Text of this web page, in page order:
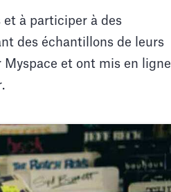
et à participer à des
des échantillons de leurs
et ont mis en ligne